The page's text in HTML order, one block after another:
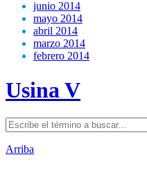
junio 2014
mayo 2014
abril 2014
marzo 2014
febrero 2014
Usina V
Arriba